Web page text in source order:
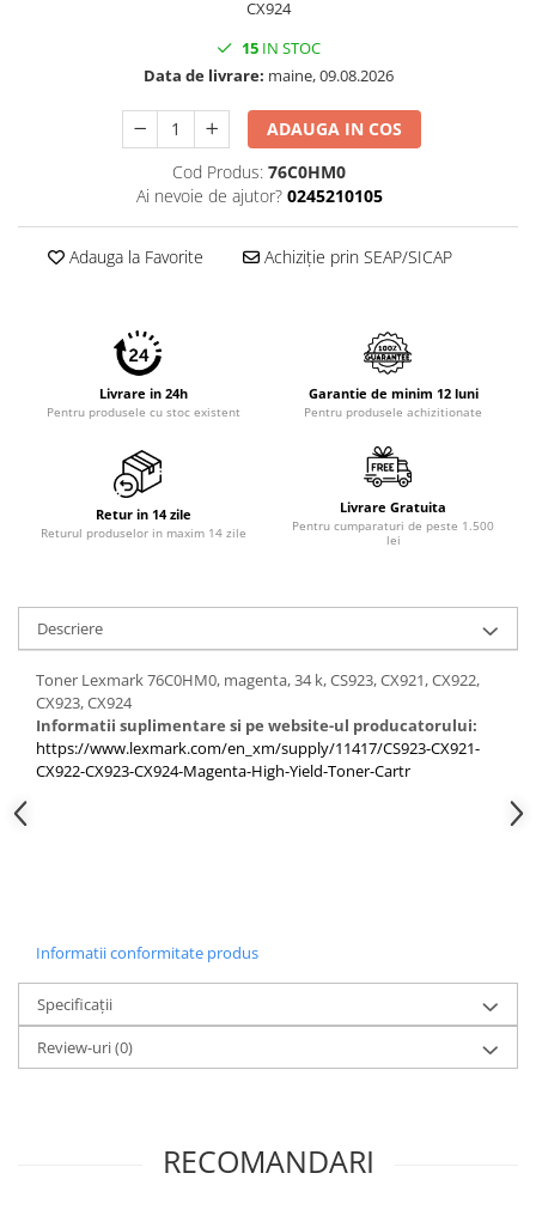
Filament imprimanta 3D
Laptopuri gaming
Ultrabookuri
Laptop-uri 2 in 1
Piese si accesorii
Accesorii Printing
PC Gaming
All-in-One PC
Mini PC
Monitoare
Monitoare LED
Accesorii monitoare
Componente
Placi video
Memorii RAM
SSD-uri interne
Hard disk-uri interne
Surse
CX924
15IN STOC
Data de livrare: maine, 09.08.2026
ADAUGA IN COS
Cod Produs: 76C0HM0
Ai nevoie de ajutor? 0245210105
Adauga la Favorite Achiziție prin SEAP/SICAP
Livrare in 24h
Pentru produsele cu stoc existent
Garantie de minim 12 luni
Pentru produsele achizitionate
Retur in 14 zile
Returul produselor in maxim 14 zile
Livrare Gratuita
Pentru cumparaturi de peste 1.500
lei
Descriere
Toner Lexmark 76C0HM0, magenta, 34 k, CS923, CX921, CX922,
CX923, CX924
Informatii suplimentare si pe website-ul producatorului:
https://www.lexmark.com/en_xm/supply/11417/CS923-CX921-
CX922-CX923-CX924-Magenta-High-Yield-Toner-Cartr
Informatii conformitate produs
Specificații
Review-uri(0)
RECOMANDARI